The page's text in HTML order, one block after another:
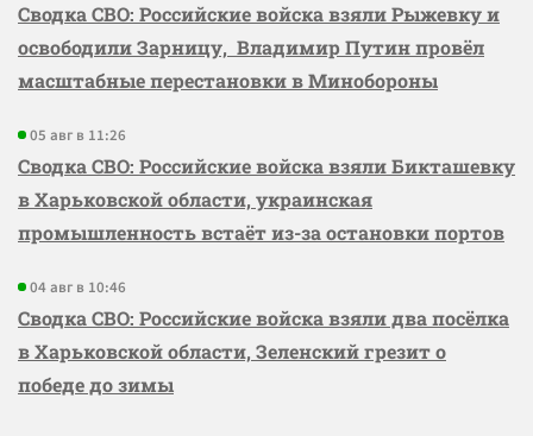
Сводка СВО: Российские войска взяли Рыжевку и
освободили Зарницу, Владимир Путин провёл
масштабные перестановки в Минобороны
05 авг в 11:26
Сводка СВО: Российские войска взяли Бикташевку
в Харьковской области, украинская
промышленность встаёт из-за остановки портов
04 авг в 10:46
Сводка СВО: Российские войска взяли два посёлка
в Харьковской области, Зеленский грезит о
победе до зимы